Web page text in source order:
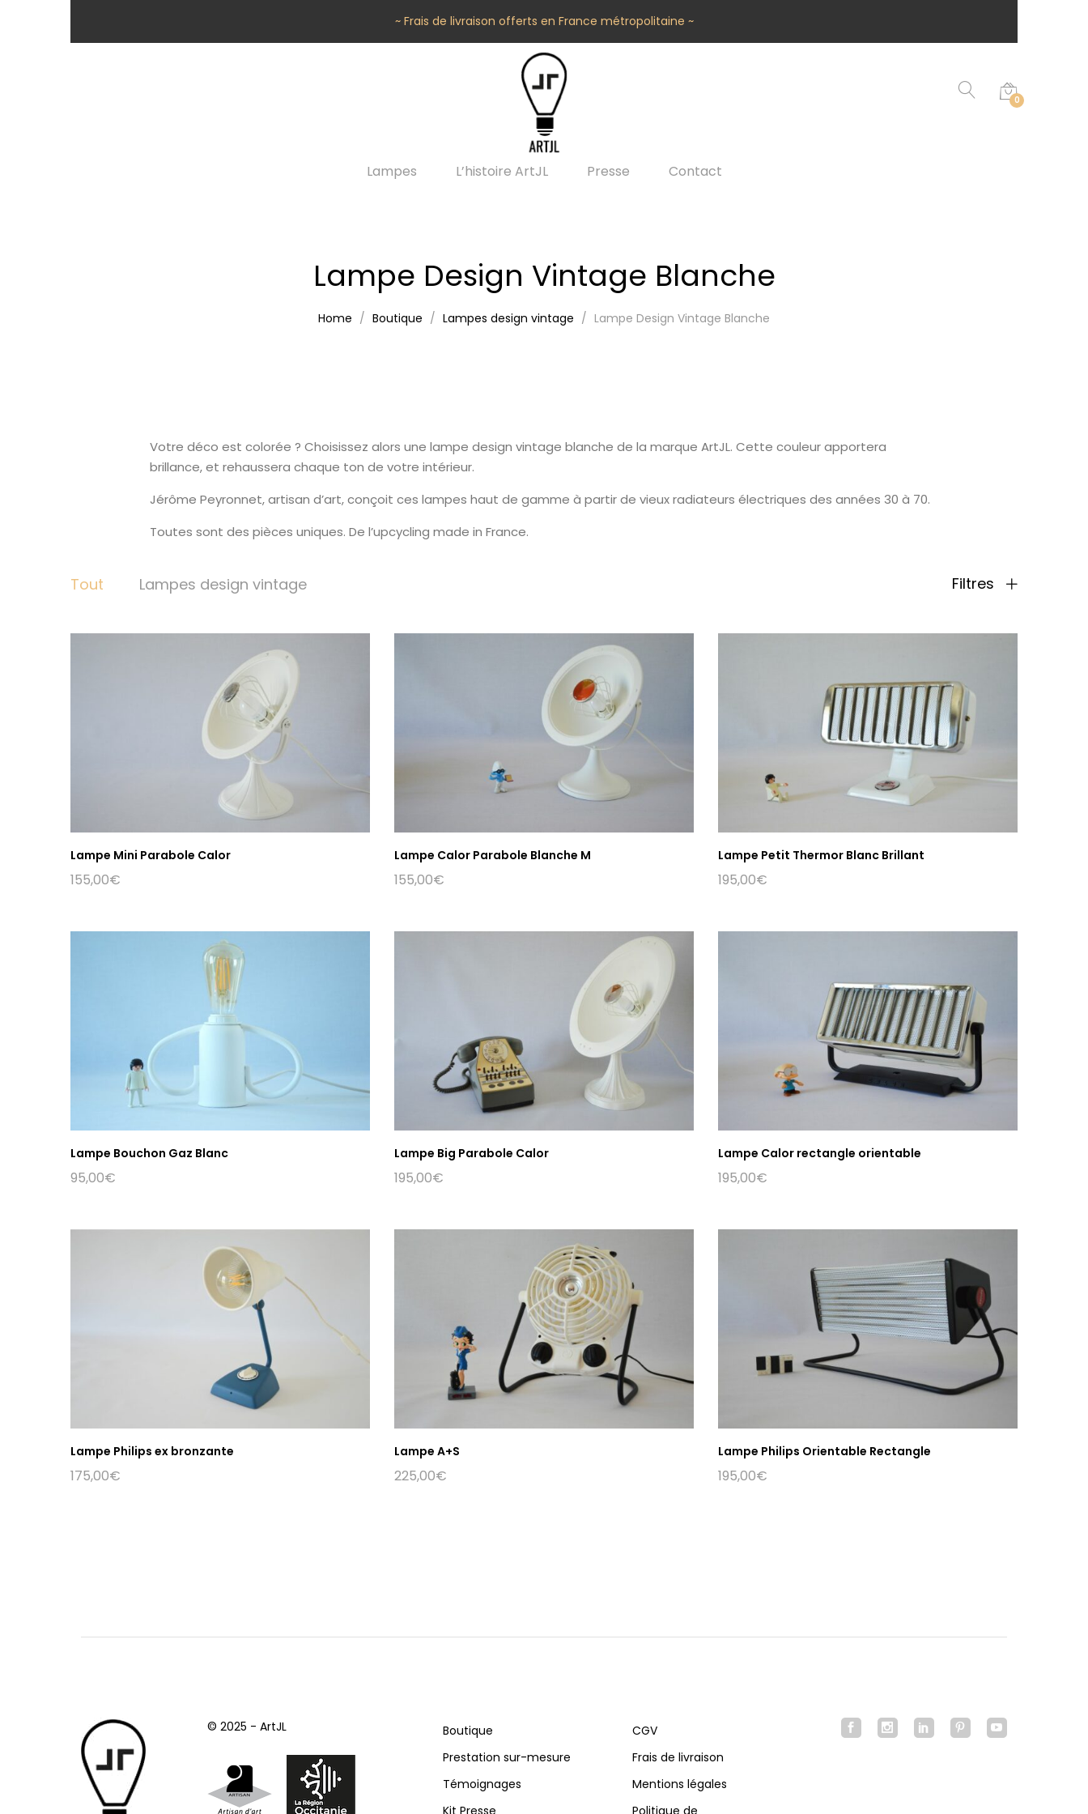
~ Frais de livraison offerts en France métropolitaine ~
0
Lampes L’histoire ArtJL Presse Contact
Lampe Design Vintage Blanche
Home Boutique Lampes design vintage Lampe Design Vintage Blanche
Votre déco est colorée ? Choisissez alors une lampe design vintage blanche de la marque ArtJL. Cette couleur apportera
brillance, et rehaussera chaque ton de votre intérieur.
Jérôme Peyronnet, artisan d’art, conçoit ces lampes haut de gamme à partir de vieux radiateurs électriques des années 30 à 70.
Toutes sont des pièces uniques. De l’upcycling made in France.
Tout Lampes design vintage Filtres
Lampe Mini Parabole Calor
155,00€
Lampe Calor Parabole Blanche M
155,00€
Lampe Petit Thermor Blanc Brillant
195,00€
Lampe Bouchon Gaz Blanc
95,00€
Lampe Big Parabole Calor
195,00€
Lampe Calor rectangle orientable
195,00€
Lampe Philips ex bronzante
175,00€
Lampe A+S
225,00€
Lampe Philips Orientable Rectangle
195,00€
© 2025 - ArtJL
Boutique
Prestation sur-mesure
Témoignages
Kit Presse
CGV
Frais de livraison
Mentions légales
Politique de